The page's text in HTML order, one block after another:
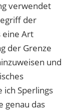
verwendet
der
eine Art
der Grenze
und
ich Sperlings
genau das